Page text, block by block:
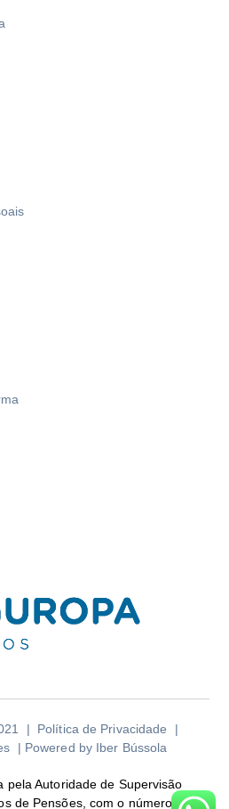
| Política de Privacidade |
| Powered by Iber Bússola
pela Autoridade de Supervisão
de Pensões, com o número